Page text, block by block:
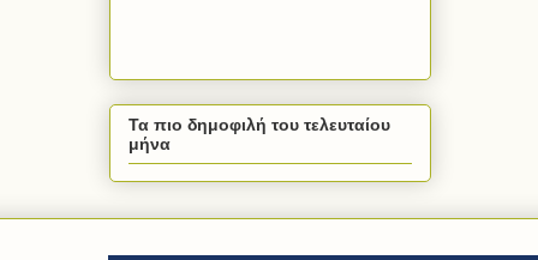
Τα πιο δημοφιλή του τελευταίου
μήνα